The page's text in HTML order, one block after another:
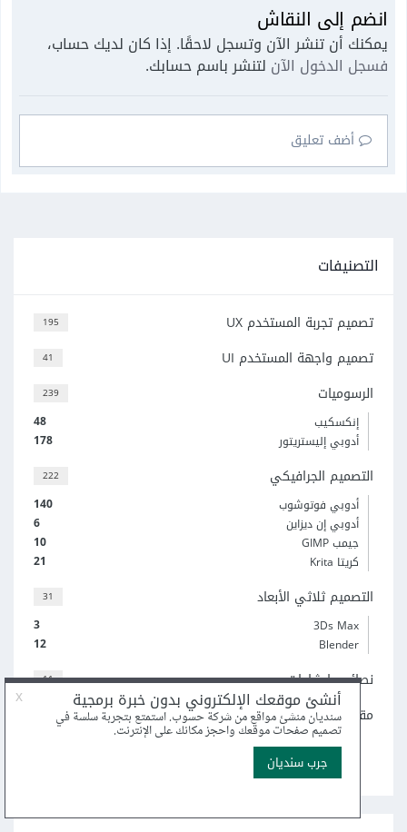
انضم إلى النقاش
يمكنك أن تنشر الآن وتسجل لاحقًا. إذا كان لديك حساب،
فسجل الدخول الآن لتنشر باسم حسابك.
أضف تعليق
التصنيفات
195 تصميم تجربة المستخدم UX
41 تصميم واجهة المستخدم UI
239 الرسوميات
48
إنكسكيب
178
أدوبي إليستريتور
222 التصميم الجرافيكي
140
أدوبي فوتوشوب
6
أدوبي إن ديزاين
10
جيمب GIMP
21
كريتا Krita
31 التصميم ثلاثي الأبعاد
3
3Ds Max
12
Blender
11 نصائح وإرشادات
مقالات تصميم عامة
اعرض جميع التصنيفات